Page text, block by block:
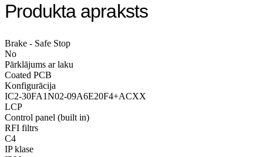
Produkta apraksts
Brake - Safe Stop
No
Pārklājums ar laku
Coated PCB
Konfigurācija
IC2-30FA1N02-09A6E20F4+ACXX
LCP
Control panel (built in)
RFI filtrs
C4
IP klase